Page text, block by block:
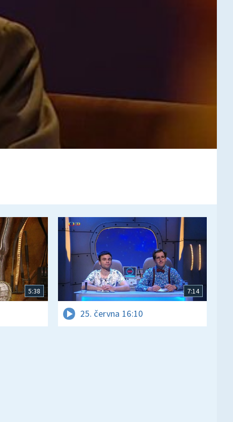
5:38 7:14
25. června 16:10